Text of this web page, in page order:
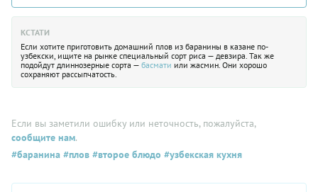
КСТАТИ
Если хотите приготовить домашний плов из баранины в казане по-
узбекски, ищите на рынке специальный сорт риса — девзира. Так же
подойдут длиннозерные сорта — басмати или жасмин. Они хорошо
сохраняют рассыпчатость.
Если вы заметили ошибку или неточность, пожалуйста,
сообщите нам.
#баранина #плов #второе блюдо #узбекская кухня